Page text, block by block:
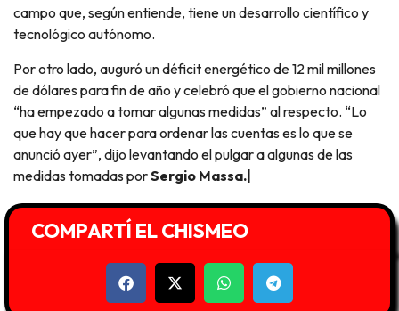
campo que, según entiende, tiene un desarrollo científico y
tecnológico autónomo.
Por otro lado, auguró un déficit energético de 12 mil millones
de dólares para fin de año y celebró que el gobierno nacional
“ha empezado a tomar algunas medidas” al respecto. “Lo
que hay que hacer para ordenar las cuentas es lo que se
anunció ayer”, dijo levantando el pulgar a algunas de las
medidas tomadas porSergio Massa.|
COMPARTÍ EL CHISMEO